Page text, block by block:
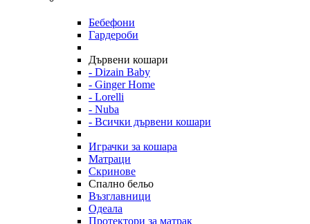
Бебефони
Гардероби
Дървени кошари
- Dizain Baby
- Ginger Home
- Lorelli
- Nuba
- Всички дървени кошари
Играчки за кошара
Матраци
Скринове
Спално бельо
Възглавници
Одеала
Протектори за матрак